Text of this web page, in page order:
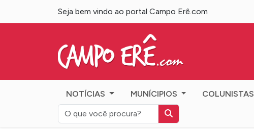
Seja bem vindo ao portal Campo Erê.com
Campo Erê.com
NOTÍCIAS MUNÍCIPIOS COLUNISTAS